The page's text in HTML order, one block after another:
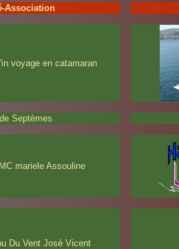
Association
voyage en catamaran
Septèmes
mariele Assouline
Du Vent José Vicent